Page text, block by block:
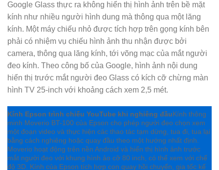
Google Glass thực ra không hiển thị hình ảnh trên bề mặt
kính như nhiều người hình dung mà thông qua một lăng
kính. Một máy chiếu nhỏ được tích hợp trên gọng kính bên
phải có nhiệm vụ chiếu hình ảnh thu nhận được bởi
camera, thông qua lăng kính, tới võng mạc của mắt người
đeo kính. Theo công bố của Google, hình ảnh nội dung
hiển thị trước mắt người đeo Glass có kích cỡ chừng màn
hình TV 25-inch với khoảng cách xem 2,5 mét.
Kính Epson trình chiếu YouTube khi nghiêng đầuKính thông
minh Moverio BT-100 của Epson cho phép người đeo chọn xem
một đoạn video và thực hiện các thao tác tạm dừng, tua đi, tua lại
bằng cách nghiêng hoặc quay đầu theo một hướng nhất định.
Moverio hoạt động trên nền Android và hiển thị hình ảnh trước
mắt người đeo với khung hình ảo cỡ 80 inch, có thể xem với chế
độ 3D. Kính của Epson tích hợp con quay hồi chuyển, gia tốc kế